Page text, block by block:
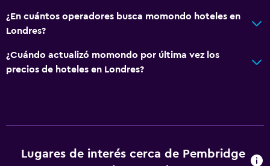
¿En cuántos operadores busca momondo hoteles en
Londres?
¿Cuándo actualizó momondo por última vez los
precios de hoteles en Londres?
Lugares de interés cerca de Pembridge